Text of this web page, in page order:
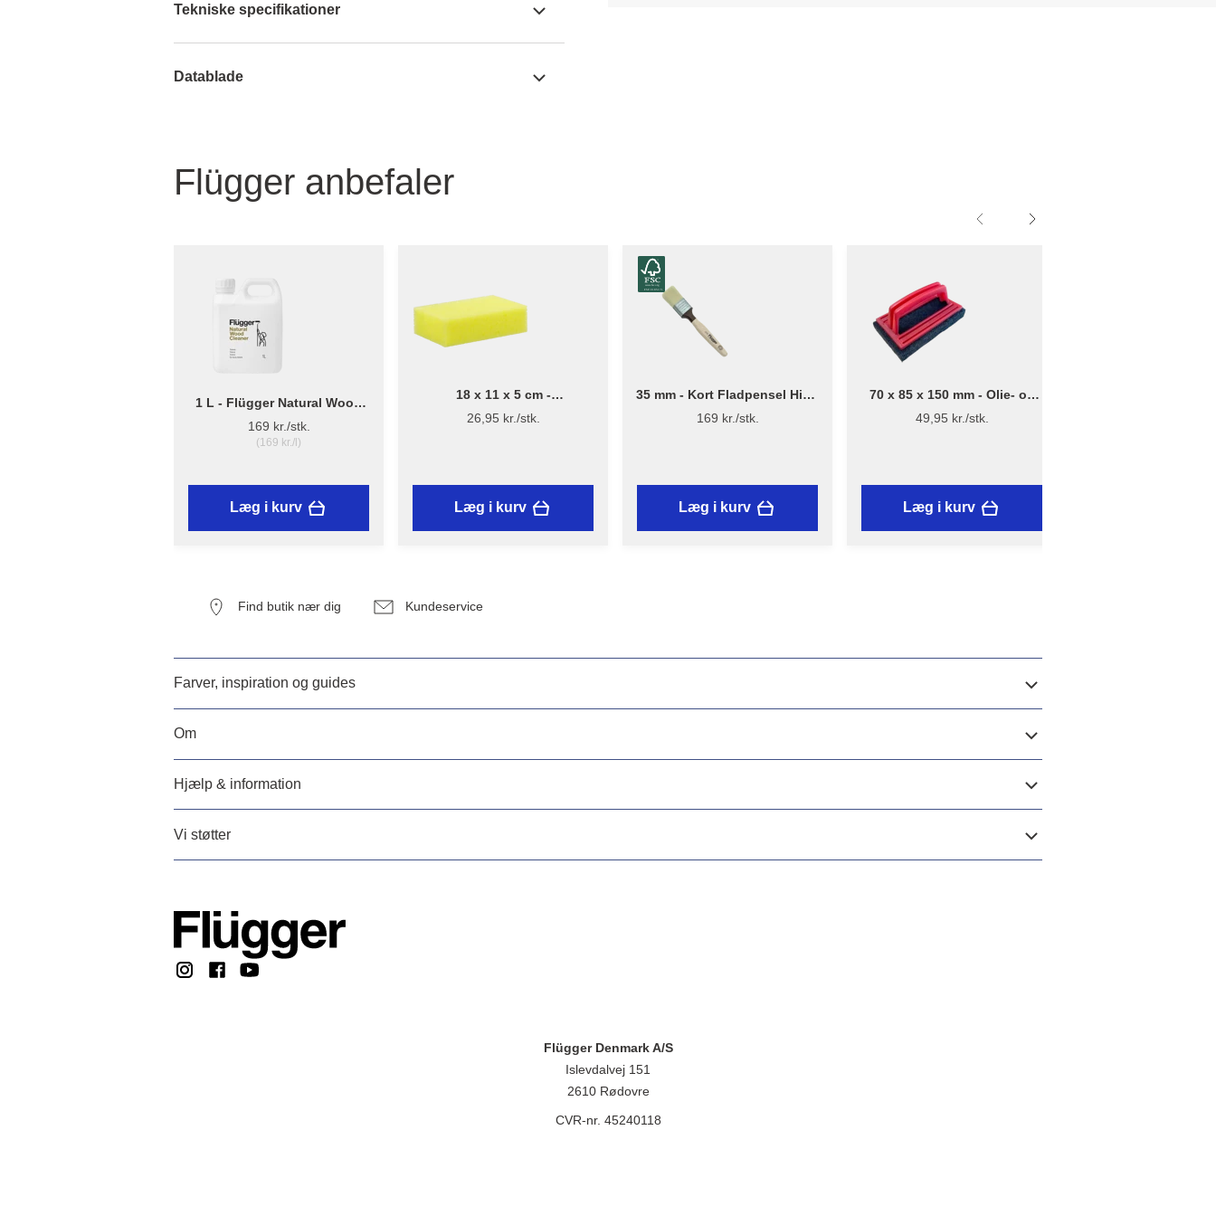
Tekniske specifikationer
Datablade
Flügger anbefaler
1 L - Flügger Natural Wood
Trærens
169 kr./stk.
(169 kr./l)
Læg i kurv
18 x 11 x 5 cm -
Rengøringssvamp, 2 stk. -
Stiwex
26,95 kr./stk.
Læg i kurv
35 mm - Kort Fladpensel High
Finish 1191 - Flügger
169 kr./stk.
Læg i kurv
70 x 85 x 150 mm - Olie- og
Skrubbesvamp m/håndtag -
Flügger Pro Series
49,95 kr./stk.
Læg i kurv
Find butik nær dig Kundeservice
Farver, inspiration og guides
Om
Hjælp & information
Vi støtter
Flügger Denmark A/S
Islevdalvej 151
2610 Rødovre
CVR-nr. 45240118